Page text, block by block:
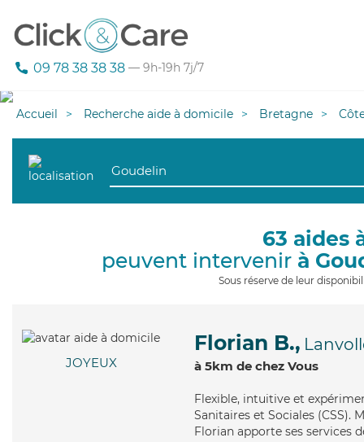
09 78 38 38 38 — 9h-19h 7j/7
Accueil Recherche aide à domicile Bretagne
63 aides
peuvent intervenir à
Sous réserve de leur
JOYEUX
Florian B.,
à 5km de chez Vous
Flexible, intuitive et
Sanitaires et Sociales (CSS).
Florian apporte ses services